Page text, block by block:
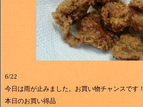
6/22
今日は雨が止みました。お買い物チャンスです！
本日のお買い得品